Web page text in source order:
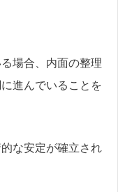
場合、内面の整理
進んでいることを
な安定が確立され